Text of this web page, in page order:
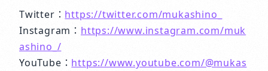
Twitter： https://twitter.com/mukashino_
Instagram： https://www.instagram.com/muk
ashino_/
YouTube： https://www.youtube.com/@mukas